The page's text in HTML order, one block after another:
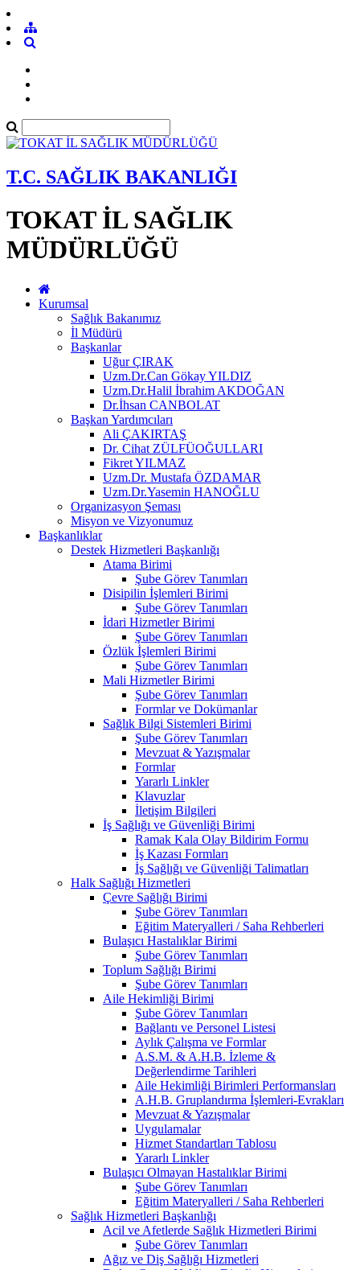
T.C. SAĞLIK BAKANLIĞI
TOKAT İL SAĞLIK
MÜDÜRLÜĞÜ
Kurumsal
Sağlık Bakanımız
İl Müdürü
Başkanlar
Uğur ÇIRAK
Uzm.Dr.Can Gökay YILDIZ
Uzm.Dr.Halil İbrahim AKDOĞAN
Dr.İhsan CANBOLAT
Başkan Yardımcıları
Ali ÇAKIRTAŞ
Dr. Cihat ZÜLFÜOĞULLARI
Fikret YILMAZ
Uzm.Dr. Mustafa ÖZDAMAR
Uzm.Dr.Yasemin HANOĞLU
Organizasyon Şeması
Misyon ve Vizyonumuz
Başkanlıklar
Destek Hizmetleri Başkanlığı
Atama Birimi
Şube Görev Tanımları
Disipilin İşlemleri Birimi
Şube Görev Tanımları
İdari Hizmetler Birimi
Şube Görev Tanımları
Özlük İşlemleri Birimi
Şube Görev Tanımları
Mali Hizmetler Birimi
Şube Görev Tanımları
Formlar ve Dokümanlar
Sağlık Bilgi Sistemleri Birimi
Şube Görev Tanımları
Mevzuat & Yazışmalar
Formlar
Yararlı Linkler
Klavuzlar
İletişim Bilgileri
İş Sağlığı ve Güvenliği Birimi
Ramak Kala Olay Bildirim Formu
İş Kazası Formları
İş Sağlığı ve Güvenliği Talimatları
Halk Sağlığı Hizmetleri
Çevre Sağlığı Birimi
Şube Görev Tanımları
Eğitim Materyalleri / Saha Rehberleri
Bulaşıcı Hastalıklar Birimi
Şube Görev Tanımları
Toplum Sağlığı Birimi
Şube Görev Tanımları
Aile Hekimliği Birimi
Şube Görev Tanımları
Bağlantı ve Personel Listesi
Aylık Çalışma ve Formlar
A.S.M. & A.H.B. İzleme &
Değerlendirme Tarihleri
Aile Hekimliği Birimleri Performansları
A.H.B. Gruplandırma İşlemleri-Evrakları
Mevzuat & Yazışmalar
Uygulamalar
Hizmet Standartları Tablosu
Yararlı Linkler
Bulaşıcı Olmayan Hastalıklar Birimi
Şube Görev Tanımları
Eğitim Materyalleri / Saha Rehberleri
Sağlık Hizmetleri Başkanlığı
Acil ve Afetlerde Sağlık Hizmetleri Birimi
Şube Görev Tanımları
Ağız ve Diş Sağlığı Hizmetleri